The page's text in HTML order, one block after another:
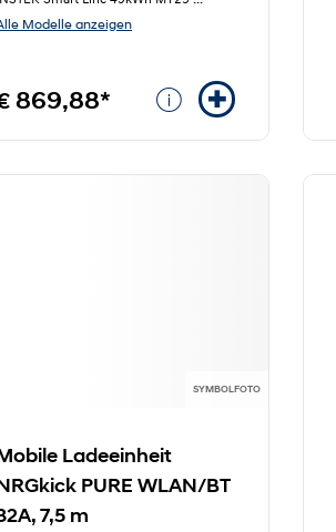
Modelle anzeigen
869,88*
SYMBOLFOTO
Ladeeinheit
PURE WLAN/BT
7,5 m